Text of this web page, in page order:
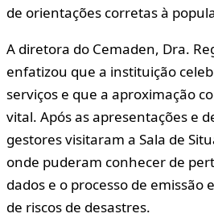
de orientações corretas à
A diretora do Cemaden, Dra.
enfatizou que a instituição
serviços e que a aproximação
vital. Após as apresentações e
gestores visitaram a Sala de
onde puderam conhecer de
dados e o processo de emissão
de riscos de desastres.